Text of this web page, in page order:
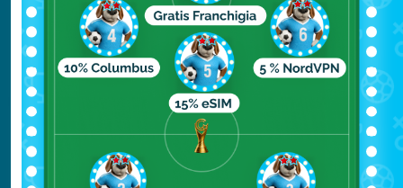
Il sinistro per bagaglio deve essere aperto
entro 31 giorni dal rientro dalle vacanze al
proprio domicilio in Italia. Previa verifica
delle condizioni contrattuali, è previsto il
rimborso per i sinistri che riguardano il
bagaglio sia nel caso di smarrimento, sia nei